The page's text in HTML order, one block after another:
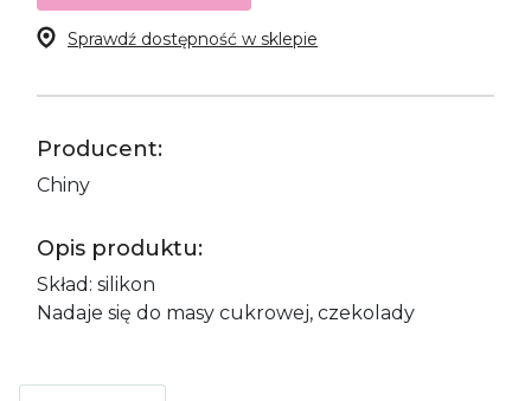
Sprawdź dostępność w sklepie
Producent:
Chiny
Opis produktu:
Skład: silikon
Nadaje się do masy cukrowej, czekolady